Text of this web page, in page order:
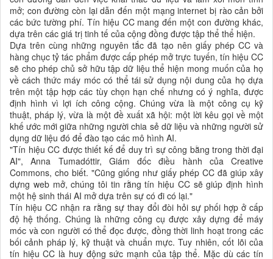
mở; con đường còn lại dẫn đến một mạng internet bị rào cản bởi
các bức tường phí. Tín hiệu CC mang đến một con đường khác,
dựa trên các giá trị tinh tế của cộng đồng được tập thể thể hiện.
Dựa trên cùng những nguyên tắc đã tạo nên giấy phép CC và
hàng chục tỷ tác phẩm được cấp phép mở trực tuyến, tín hiệu CC
sẽ cho phép chủ sở hữu tập dữ liệu thể hiện mong muốn của họ
về cách thức máy móc có thể tái sử dụng nội dung của họ dựa
trên một tập hợp các tùy chọn hạn chế nhưng có ý nghĩa, được
định hình vì lợi ích công cộng. Chúng vừa là một công cụ kỹ
thuật, pháp lý, vừa là một đề xuất xã hội: một lời kêu gọi về một
khế ước mới giữa những người chia sẻ dữ liệu và những người sử
dụng dữ liệu đó để đào tạo các mô hình AI.
"Tín hiệu CC được thiết kế để duy trì sự công bằng trong thời đại
AI", Anna Tumadóttir, Giám đốc điều hành của Creative
Commons, cho biết. "Cũng giống như giấy phép CC đã giúp xây
dựng web mở, chúng tôi tin rằng tín hiệu CC sẽ giúp định hình
một hệ sinh thái AI mở dựa trên sự có đi có lại."
Tín hiệu CC nhận ra rằng sự thay đổi đòi hỏi sự phối hợp ở cấp
độ hệ thống. Chúng là những công cụ được xây dựng để máy
móc và con người có thể đọc được, đồng thời linh hoạt trong các
bối cảnh pháp lý, kỹ thuật và chuẩn mực. Tuy nhiên, cốt lõi của
tín hiệu CC là huy động sức mạnh của tập thể. Mặc dù các tín